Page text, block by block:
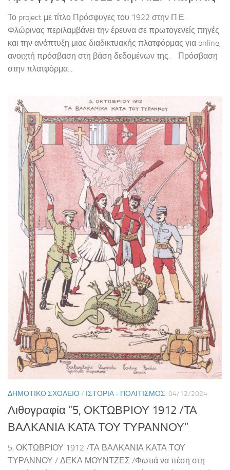
Το project με τίτλο Πρόσφυγες του 1922 στην Π.Ε.
Φλώρινας περιλαμβάνει την έρευνα σε πρωτογενείς πηγές
και την ανάπτυξη μιας διαδικτυακής πλατφόρμας για online,
ανοιχτή πρόσβαση στη βάση δεδομένων της. Πρόσβαση
στην πλατφόρμα...
ΔΗΜΟΤΙΚΌ ΣΧΟΛΕΊΟ/ ΙΣΤΟΡΊΑ - ΠΟΛΙΤΙΣΜΌΣ 04/12/2024
Λιθογραφία “5, ΟΚΤΩΒΡΙΟΥ 1912 /ΤΑ
ΒΑΛΚΑΝΙΑ ΚΑΤΑ ΤΟΥ ΤΥΡΑΝΝΟΥ”
5, ΟΚΤΩΒΡΙΟΥ 1912 /ΤΑ ΒΑΛΚΑΝΙΑ ΚΑΤΑ ΤΟΥ
ΤΥΡΑΝΝΟΥ / ΔΕΚΑ ΜΟΥΝΤΖΕΣ /Φωτιά να πέση στη